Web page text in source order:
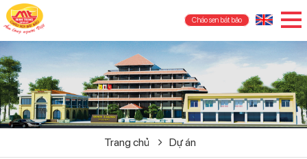
Cháo sen bát bảo
Trang chủ Dự án